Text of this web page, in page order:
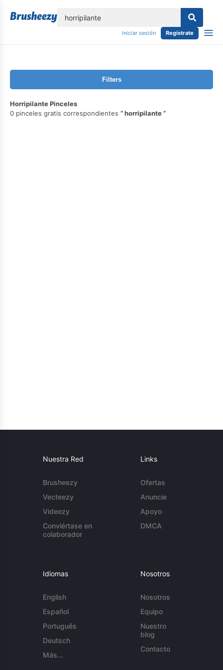
Iniciar sesión Regístrate
Filters
Horripilante Pinceles
0 pinceles gratis correspondientes
horripilante
Nuestra Red
Brusheezy
Vecteezy
Videezy
Conviértase en
colaborador
Links
Ofertas
Anuncie
Apoyo
DMCA
Idiomas
English
Español
Português
Deutsch
Más...
Nosotros
Nosotros
Equipo
Nuestro
blog
Contacto